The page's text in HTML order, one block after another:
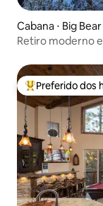
Cabana ⋅ Big
Retiro moderno
Entre os
Preferido dos